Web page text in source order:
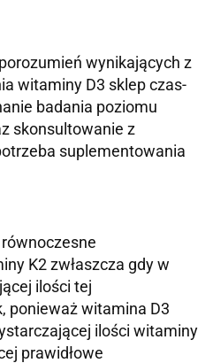
wynikających z
witaminy D3 sklep czas-
badania poziomu
skonsultowanie z
suplementowania
K2 zwłaszcza gdy w
ilości tej
ponieważ witamina D3
ilości witaminy
prawidłowe